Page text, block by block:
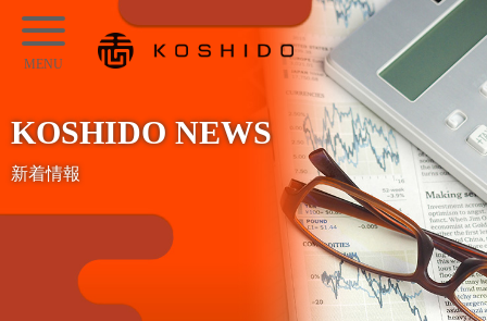
コ
ン
テ
ン
KOSHIDO
メ
ュ
ー
KOSHIDO NEWS
新着情報